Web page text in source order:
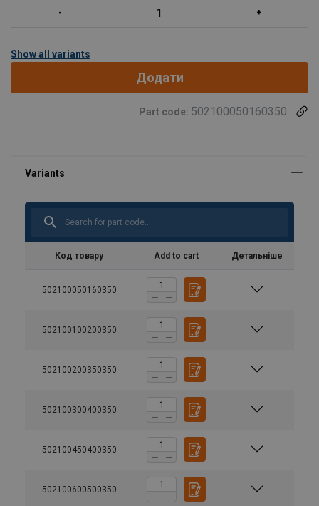
Show all variants
Додати
Part code: 502100050160350
Код товару Add to cart Детальніше
502100050160350
502100100200350
502100200350350
502100300400350
502100450400350
502100600500350